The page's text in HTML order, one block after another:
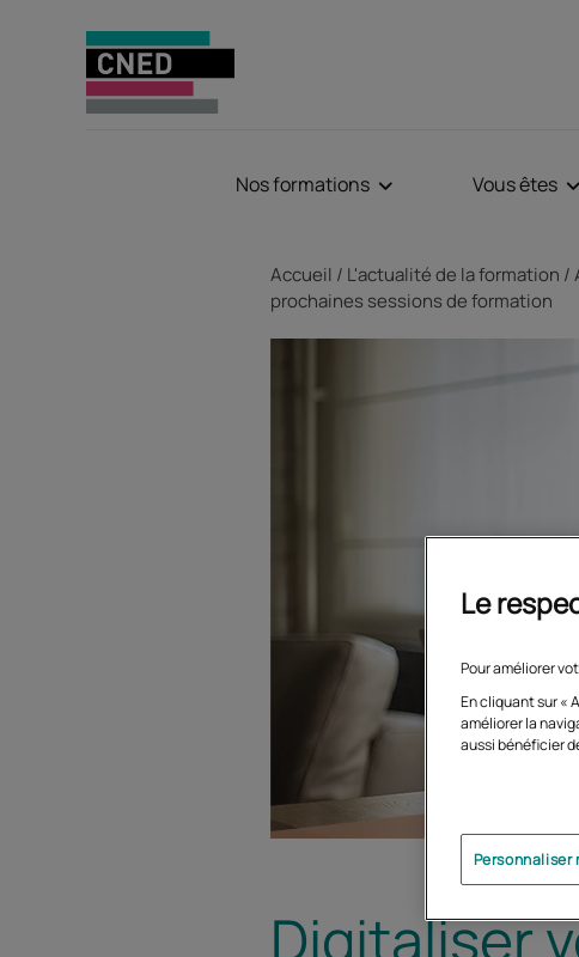
Nos formations Vous êtes
Accueil L'actualité de la formation
prochaines sessions de formation
Digitaliser
Le
Pour améliorer
En cliquant sur «
améliorer la
aussi bénéficier
Personnaliser